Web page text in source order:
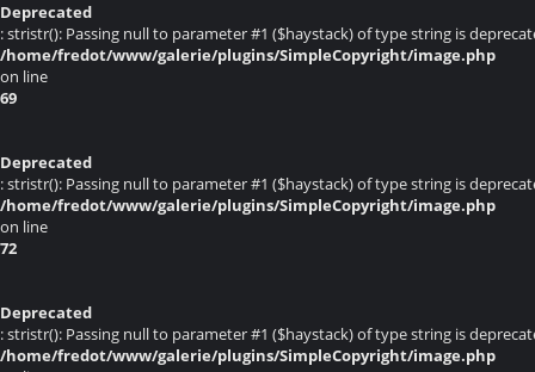
Deprecated
: stristr(): Passing null to parameter #1 ($haystack) of type string is
/home/fredot/www/galerie/plugins/SimpleCopyright/image.php
on line
69
Deprecated
: stristr(): Passing null to parameter #1 ($haystack) of type string is
/home/fredot/www/galerie/plugins/SimpleCopyright/image.php
on line
72
Deprecated
: stristr(): Passing null to parameter #1 ($haystack) of type string is
/home/fredot/www/galerie/plugins/SimpleCopyright/image.php